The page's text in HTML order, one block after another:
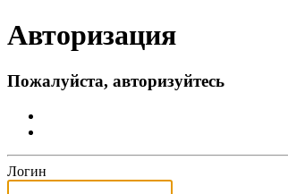
Авторизация
Пожалуйста, авторизуйтесь
Логин